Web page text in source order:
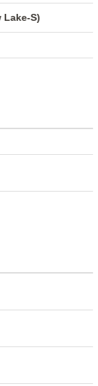
Lake-S)